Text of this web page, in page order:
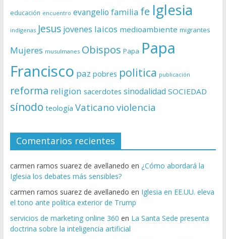
educación encuentro evangelio familia fe Iglesia
indígenas Jesus jovenes laicos medioambiente migrantes
Mujeres musulmanes Obispos Papa Papa
Francisco paz pobres politica publicación
reforma religion sacerdotes sinodalidad SOCIEDAD
sínodo teología Vaticano violencia
Comentarios recientes
carmen ramos suarez de avellanedo en ¿Cómo abordará la
Iglesia los debates más sensibles?
carmen ramos suarez de avellanedo en Iglesia en EE.UU. eleva
el tono ante política exterior de Trump
servicios de marketing online 360 en La Santa Sede presenta
doctrina sobre la inteligencia artificial